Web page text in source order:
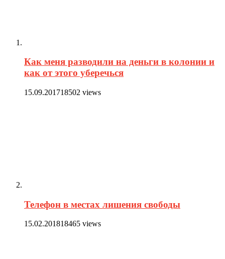
Как меня разводили на деньги в колонии и
как от этого уберечься
15.09.201718502 views
Телефон в местах лишения свободы
15.02.201818465 views